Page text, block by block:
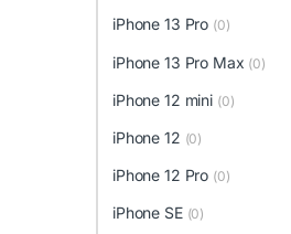
iPhone 13 Pro (0)
iPhone 13 Pro Max (0)
iPhone 12 mini (0)
iPhone 12 (0)
iPhone 12 Pro (0)
iPhone SE (0)